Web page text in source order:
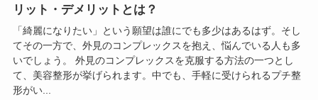
リット・デメリットとは？
「綺麗になりたい」という願望は誰にでも多少はあるはず。そし
てその一方で、外見のコンプレックスを抱え、悩んでいる人も多
いでしょう。 外見のコンプレックスを克服する方法の一つとし
て、美容整形が挙げられます。中でも、手軽に受けられるプチ整
形がい...